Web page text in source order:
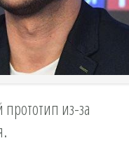
из-за